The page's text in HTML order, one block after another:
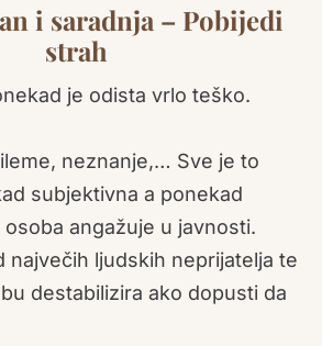
i saradnja – Pobijedi
strah
je odista vrlo teško.
neznanje,… Sve je to
subjektivna a ponekad
angažuje u javnosti.
največih ljudskih neprijatelja te
destabilizira ako dopusti da